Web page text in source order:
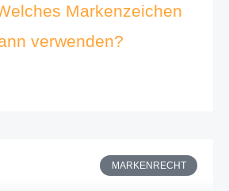
Markenzeichen
verwenden?
MARKENRECHT